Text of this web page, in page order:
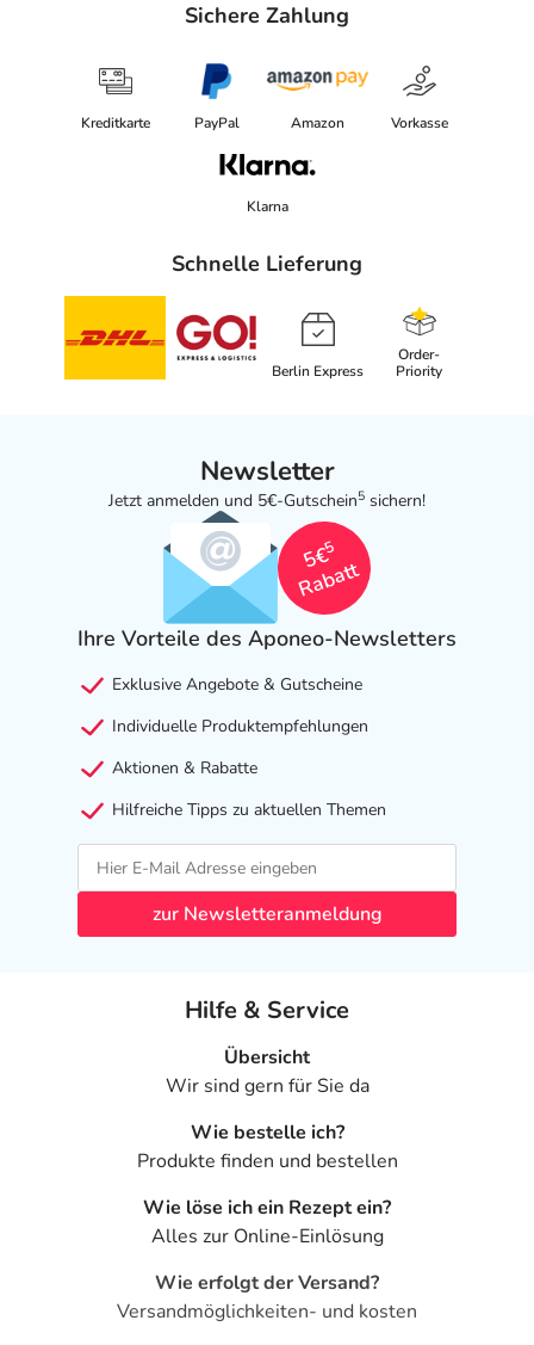
Sichere Zahlung
Kreditkarte PayPal Amazon Vorkasse
Klarna
Schnelle Lieferung
Berlin Express
Order-
Priority
Newsletter
Jetzt anmelden und 5€-Gutschein5 sichern!
5€
5
Rabatt
Ihre Vorteile des Aponeo-Newsletters
Exklusive Angebote & Gutscheine
Individuelle Produktempfehlungen
Aktionen & Rabatte
Hilfreiche Tipps zu aktuellen Themen
zur Newsletteranmeldung
Hilfe & Service
Übersicht
Wir sind gern für Sie da
Wie bestelle ich?
Produkte finden und bestellen
Wie löse ich ein Rezept ein?
Alles zur Online-Einlösung
Wie erfolgt der Versand?
Versandmöglichkeiten- und kosten